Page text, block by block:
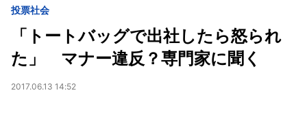
投票社会
「トートバッグで出社したら怒られ
た」 マナー違反？専門家に聞く
2017.06.13 14:52